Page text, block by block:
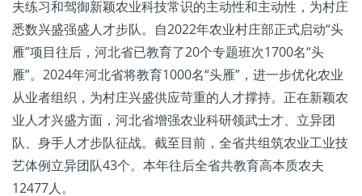
夫练习和驾御新颖农业科技常识的主动性和主动性，为村庄
悉数兴盛强盛人才步队。自2022年农业村庄部正式启动“头
雁”项目往后，河北省已教育了20个专题班次1700名“头
雁”。2024年河北省将教育1000名“头雁”，进一步优化农业
从业者组织，为村庄兴盛供应苛重的人才撑持。正在新颖农
业人才兴盛方面，河北省增强农业科研领武士才、立异团
队、身手人才步队征战。截至目前，全省共组筑农业工业技
艺体例立异团队43个。本年往后全省共教育高本质农夫
12477人。